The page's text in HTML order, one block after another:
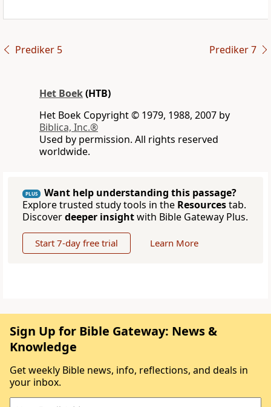
Prediker 5 Prediker 7
Het Boek(HTB)
Het Boek Copyright © 1979, 1988, 2007 by
Biblica, Inc.®
Used by permission. All rights reserved
worldwide.
PLUS
Want help understanding this passage?
Explore trusted study tools in the Resourcestab.
Discoverdeeper insightwith Bible Gateway Plus.
Start 7-day free trial Learn More
Sign Up for Bible Gateway: News &
Knowledge
Get weekly Bible news, info, reflections, and deals in
your inbox.